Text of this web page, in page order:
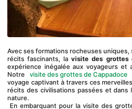
Avec ses formations rocheuses uniques,
récits fascinants, la visite des grottes
expérience inégalée aux voyageurs et
Notre visite des grottes de Cappadoce
voyage captivant à travers ces
récits des civilisations passées et
nature.